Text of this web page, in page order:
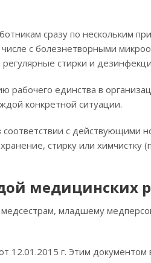
сразу по нескольким
с болезнетворными
регулярные стирки и
рабочего единства в
конкретной ситуации.
с действующими
стирку или химчистку
медицинских
младшему
12.01.2015 г. Этим документом